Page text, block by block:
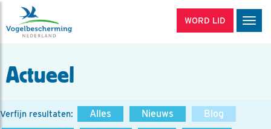
WORD LID
Actueel
Verfijn resultaten: Alles Nieuws
Blog